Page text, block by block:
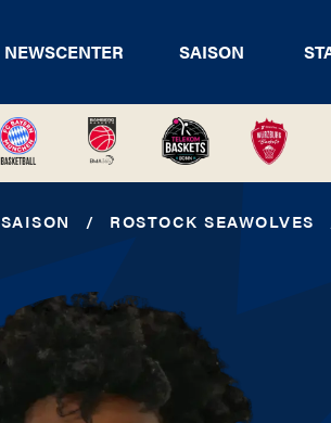
NEWSCENTER SAISON
SAISON / ROSTOCK SEAWOLVES